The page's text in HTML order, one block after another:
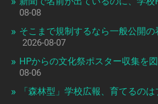
08-08
そこまで規制するなら一般公開
2026-08-07
HPからの文化祭ポスター収集を
08-06
「森林型」学校広報、育てるのは